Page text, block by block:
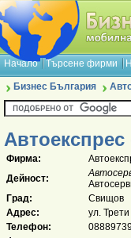
Начало Търсене фирми
Бизнес България
Фирма:
Дейност:
Град:
Свищов
Адрес:
ул.
Телефон: